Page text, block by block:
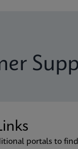
portals to find